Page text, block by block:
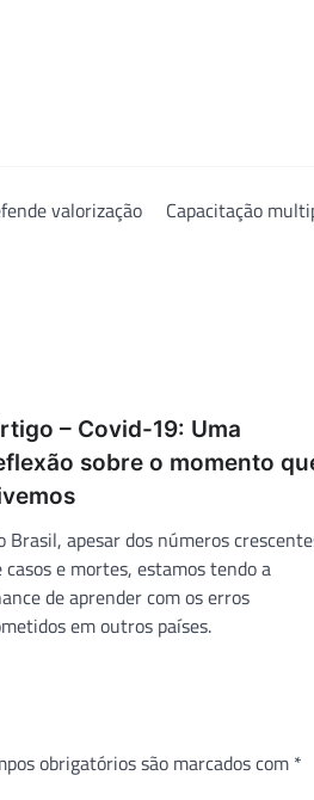
valorização
Capacitação
– Covid-19: Uma
sobre o momento
Brasil, apesar dos números
casos e mortes, estamos tendo a
de aprender com os erros
em outros países.
obrigatórios são marcados com *